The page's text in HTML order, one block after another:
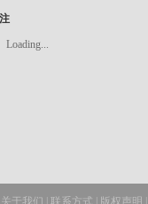
Loading...
关于我们 联系方式 版权声明